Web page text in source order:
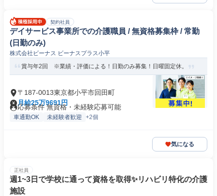
契約社員
デイサービス事業所での介護職員 / 無資格募集枠 / 常勤
(日勤のみ)
株式会社ビーナス ビーナスプラス小平
賞与年2回 ※業績・評価による！日勤のみ募集！日曜固定休。
〒187-0013東京都小平市回田町
月給25万9691円
応募条件 無資格・未経験応募可能
車通勤OK 未経験者歓迎 +2個
気になる
正社員
週1~3日で学校に通って資格を取得✨リハビリ特化の介護
施設